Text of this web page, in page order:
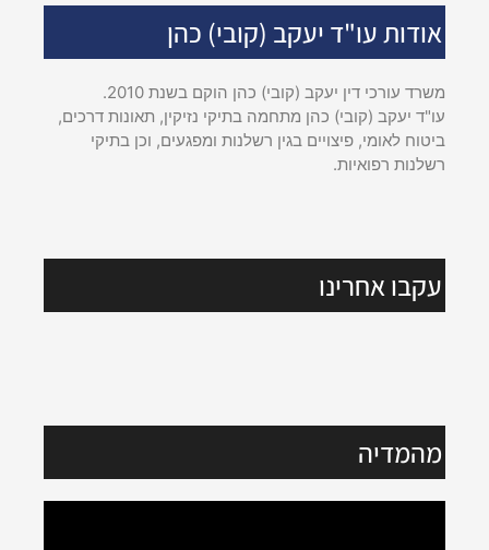
אודות עו"ד יעקב (קובי) כהן
משרד עורכי דין יעקב (קובי) כהן הוקם בשנת 2010.
עו"ד יעקב (קובי) כהן מתחמה בתיקי נזיקין, תאונות דרכים,
ביטוח לאומי, פיצויים בגין רשלנות ומפגעים, וכן בתיקי
רשלנות רפואיות.
עקבו אחרינו
מהמדיה